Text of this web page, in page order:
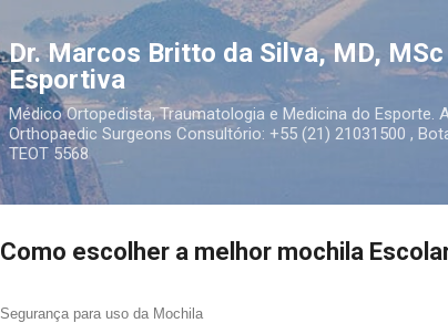
Pular para o
Dr. Marcos Britto da Silva, MD,
Esportiva
Médico Ortopedista, Traumatologia e Medicina do
Orthopaedic Surgeons Consultório: +55 (21) 21031500 ,
TEOT 5568
Como escolher a melhor mochila
Segurança para uso da Mochila